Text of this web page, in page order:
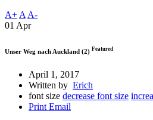
A+ A A-
01 Apr
Unser Weg nach Auckland (2) Featured
April 1, 2017
Written by Erich
font size decrease font size
PrintEmail